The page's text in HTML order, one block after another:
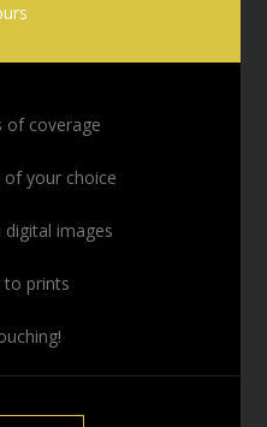
of coverage
of your choice
digital images
to prints